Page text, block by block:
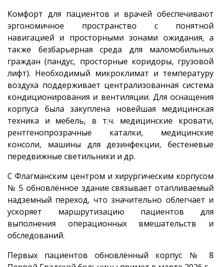
Комфорт для пациентов и врачей обеспечивают
эргономичное пространство с понятной
навигацией и просторными зонами ожидания, а
также безбарьерная среда для маломобильных
граждан (пандус, просторные коридоры, грузовой
лифт). Необходимый микроклимат и температуру
воздуха поддерживает централизованная система
кондиционирования и вентиляции. Для оснащения
корпуса была закуплена новейшая медицинская
техника и мебель, в т.ч. медицинские кровати,
рентгенопрозрачные каталки, медицинские
консоли, машины для дезинфекции, бестеневые
передвижные светильники и др.
С Флагманским центром и хирургическим корпусом
№ 5 обновлённое здание связывает отапливаемый
надземный переход, что значительно облегчает и
ускоряет маршрутизацию пациентов для
выполнения операционных вмешательств и
обследований.
Первых пациентов обновлённый корпус № 8